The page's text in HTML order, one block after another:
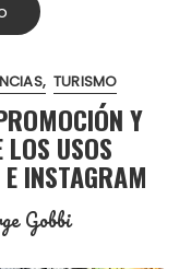
TURISMO
Y
USOS
INSTAGRAM
Gobbi